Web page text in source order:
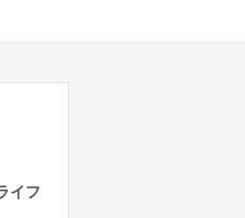
イフ